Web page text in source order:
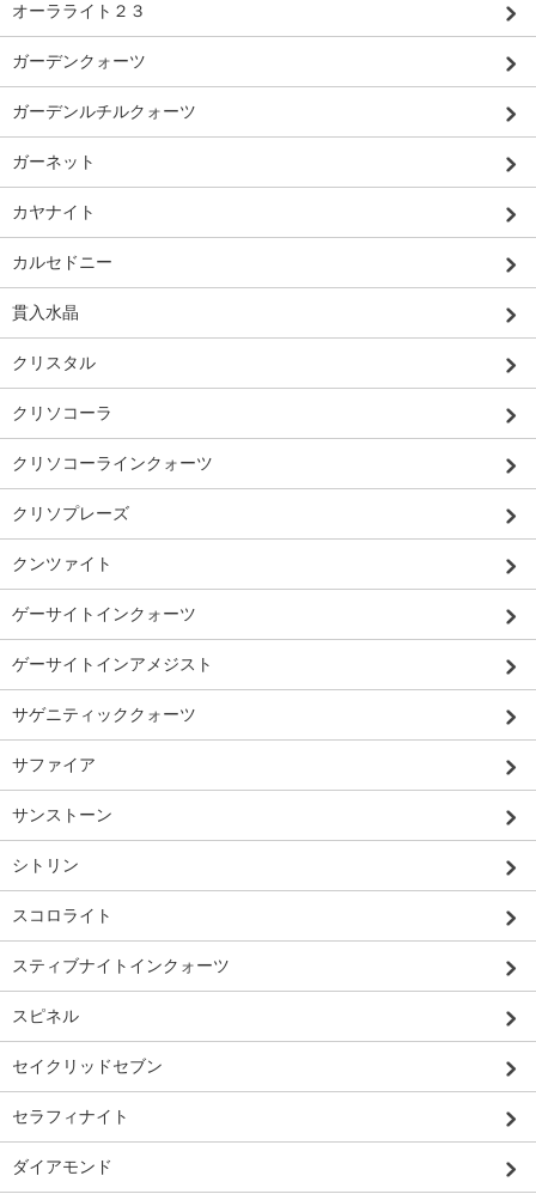
オーラライト２３
ガーデンクォーツ
ガーデンルチルクォーツ
ガーネット
カヤナイト
カルセドニー
貫入水晶
クリスタル
クリソコーラ
クリソコーラインクォーツ
クリソプレーズ
クンツァイト
ゲーサイトインクォーツ
ゲーサイトインアメジスト
サゲニティッククォーツ
サファイア
サンストーン
シトリン
スコロライト
スティブナイトインクォーツ
スピネル
セイクリッドセブン
セラフィナイト
ダイアモンド